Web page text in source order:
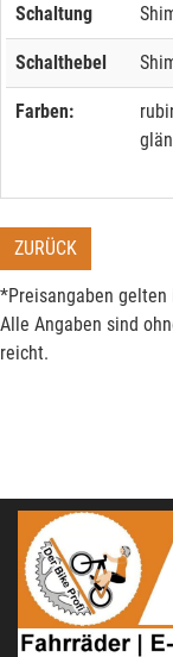
Schaltung
Schalthebel
Farben:
ZURÜCK
*Preisangaben
Alle Angaben sind
reicht.